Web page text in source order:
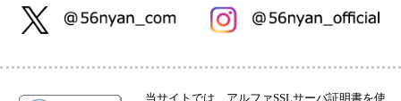
当サイトでは、アルファSSLサーバ証明書を使